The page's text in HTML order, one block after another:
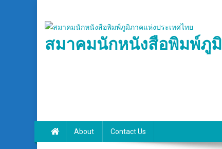
content
สมาคมนักหนังสือพิมพ์ภู
About Contact Us